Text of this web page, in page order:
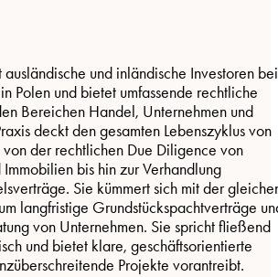
und inländische Investoren bei
Polen und bietet umfassende rechtliche
Bereichen Handel, Unternehmen und
deckt den gesamten Lebenszyklus von
von der rechtlichen Due Diligence von
bis hin zur Verhandlung
Sie kümmert sich mit der
langfristige Grundstückspachtverträge
von Unternehmen. Sie spricht fließend
und bietet klare, geschäftsorientierte
Projekte vorantreibt.